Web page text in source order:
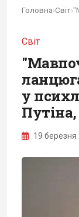
Головна›Світ›
Світ
у
19 березня